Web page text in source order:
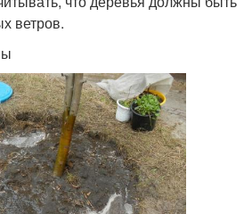
ветров.